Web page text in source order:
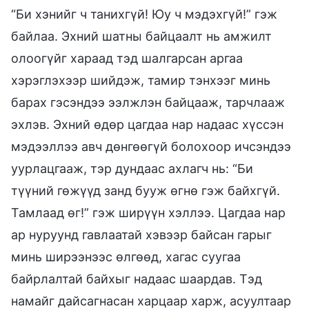
“Би хэнийг ч танихгүй! Юу ч мэдэхгүй!” гэж
байлаа. Эхний шатны байцаалт нь амжилт
олоогүйг хараад тэд шалгарсан аргаа
хэрэглэхээр шийдэж, тамир тэнхээг минь
барах гэсэндээ ээлжлэн байцааж, тарчлааж
эхлэв. Эхний өдөр цагдаа нар надаас хүссэн
мэдээллээ авч дөнгөөгүй болохоор ичсэндээ
уурлацгааж, тэр дундаас ахлагч нь: “Би
түүний гөжүүд занд бууж өгнө гэж байхгүй.
Тамлаад өг!” гэж ширүүн хэллээ. Цагдаа нар
ар нуруунд гавлаатай хэвээр байсан гарыг
минь ширээнээс өлгөөд, хагас суугаа
байрлалтай байхыг надаас шаардав. Тэд
намайг дайсагнасан харцаар харж, асуултаар